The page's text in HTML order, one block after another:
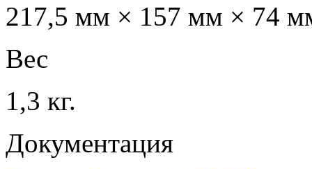
217,5 мм × 157 мм × 74
Вес
1,3 кг.
Документация